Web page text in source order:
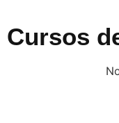
Cursos